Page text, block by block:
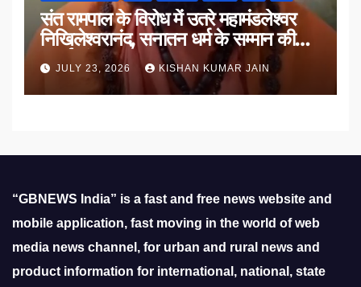
संत रामपाल के विरोध में उतरे महामंडलेश्वर
निखिलेश्वरानंद, सनातन धर्म के सम्मान की
उठाई मांग
JULY 23, 2026 KISHAN KUMAR JAIN
“GBNEWS India” is a fast and free news website and
mobile application, fast moving in the world of web
media news channel, for urban and rural news and
product information for international, national, state